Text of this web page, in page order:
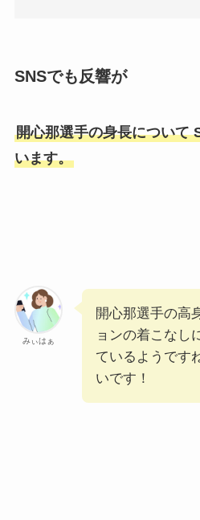
SNSでも反響が
開心那選手の身長について
います。
みぃはぁ
開心那選手の高
ョンの着こなし
ているようです
いです！